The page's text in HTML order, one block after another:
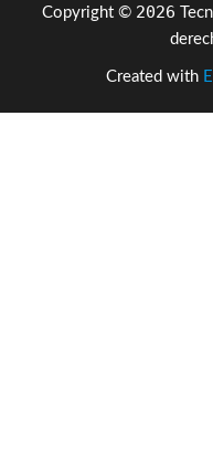
Copyright © 2026
Created with